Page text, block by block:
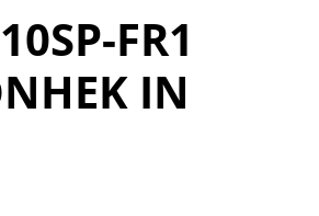
FR1
IN